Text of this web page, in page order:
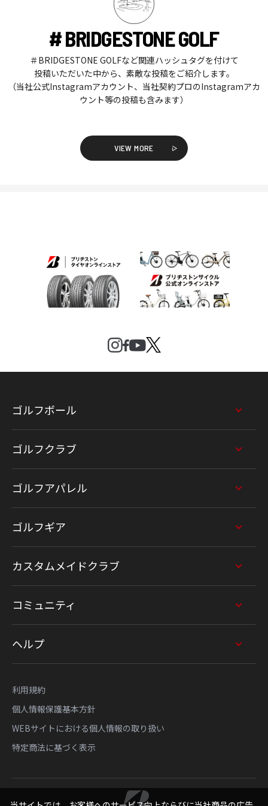
# BRIDGESTONE GOLF
＃BRIDGESTONE GOLFなど関連ハッシュタグを付けて
投稿いただいた中から、素敵な投稿をご紹介します。
（当社公式Instagramアカウント、当社契約プロのInstagramアカ
ウント等の投稿も含みます）
VIEW MORE
ゴルフボール
ゴルフクラブ
ゴルフアパレル
ゴルフギア
カスタムメイドクラブ
コミュニティ
ヘルプ
利用規約
個人情報保護基本方針
WEBサイトにおける個人情報の取り扱い
特定商法に基づく表示